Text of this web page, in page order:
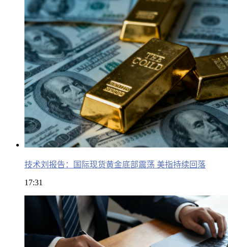
技术刘报告：国际现货黄金底部震荡 美指持续回落
17:31